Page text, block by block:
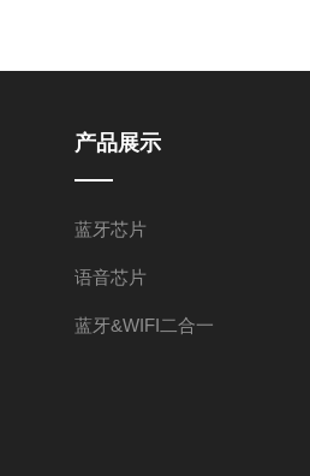
产品展示
蓝牙芯片
语音芯片
蓝牙&WIFI二合一